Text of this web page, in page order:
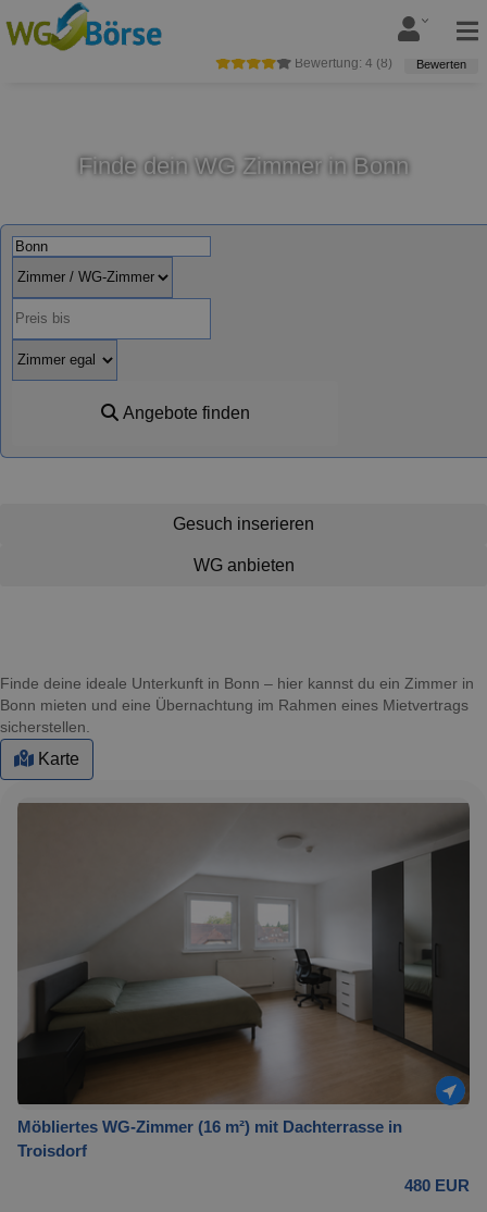
Bewertung: 4 (8) Bewerten
Finde dein WG Zimmer in Bonn
Angebote finden
Gesuch inserieren
WG anbieten
Finde deine ideale Unterkunft in Bonn – hier kannst du ein Zimmer in
Bonn mieten und eine Übernachtung im Rahmen eines Mietvertrags
sicherstellen.
Karte
Möbliertes WG-Zimmer (16 m²) mit Dachterrasse in
Troisdorf
480 EUR